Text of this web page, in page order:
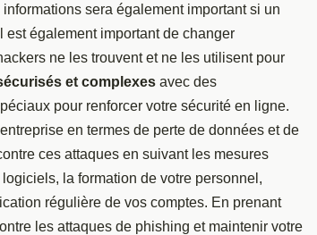
sera également important si un
également important de changer
ne les trouvent et ne les utilisent pour
et complexes avec des
pour renforcer votre sécurité en ligne.
en termes de perte de données et de
ces attaques en suivant les mesures
la formation de votre personnel,
régulière de vos comptes. En prenant
les attaques de phishing et maintenir votre